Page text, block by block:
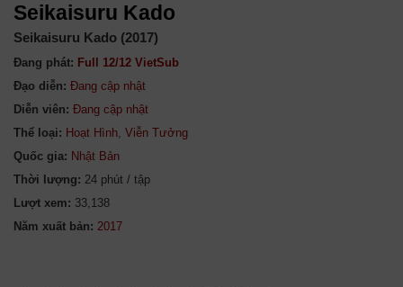
Seikaisuru Kado
Seikaisuru Kado (2017)
Đang phát: Full 12/12 VietSub
Đạo diễn: Đang cập nhật
Diễn viên: Đang cập nhật
Thể loại: Hoạt Hình, Viễn Tưởng
Quốc gia: Nhật Bản
Thời lượng: 24 phút / tập
Lượt xem: 33,138
Năm xuất bản: